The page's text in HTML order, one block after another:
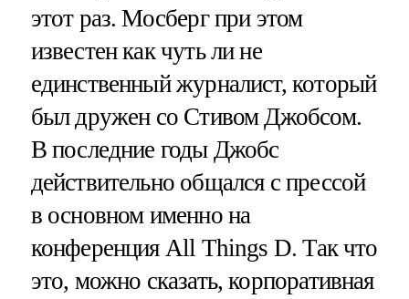
этот раз. Мосберг при этом
известен как чуть ли не
единственный журналист, который
был дружен со Стивом Джобсом.
В последние годы Джобс
действительно общался с прессой
в основном именно на
конференция All Things D. Так что
это, можно сказать, корпоративная